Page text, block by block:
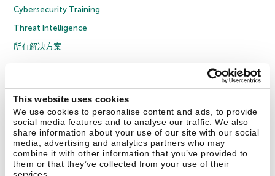
This website uses cookies
We use cookies to personalise content and ads, to provide
social media features and to analyse our traffic. We also
share information about your use of our site with our social
media, advertising and analytics partners who may
combine it with other information that you’ve provided to
them or that they’ve collected from your use of their
Cybersecurity Training
Threat Intelligence
所有解决方案
隐私策略
反腐败政策
许可协议 B2B
京ICP备12053225号
京公网安备 11010102001169号
联系我们 关于我们 合作伙伴 Blog 资源中心 新闻稿
Securelist Eugene Personal Blog